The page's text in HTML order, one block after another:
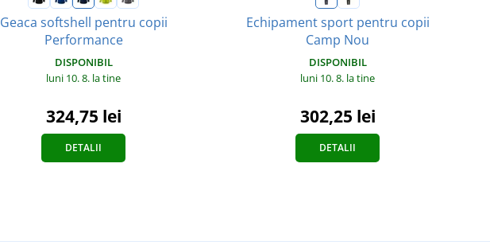
Geaca softshell pentru copii
Performance
DISPONIBIL
luni 10. 8. la tine
324,75 lei
DETALII
Echipament sport pentru copii
Camp Nou
DISPONIBIL
luni 10. 8. la tine
302,25 lei
DETALII